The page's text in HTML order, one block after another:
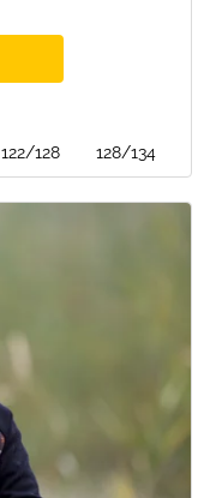
122/128 128/134